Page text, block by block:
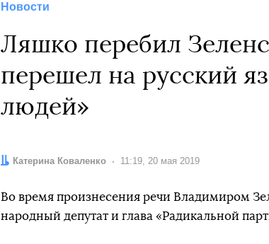
Новости
Ляшко перебил
перешел на русский
людей»
Автор:
Катерина Коваленко Дата:
11:19, 20 мая 2019
Во время произнесения речи Владимиром
народный депутат и глава «Радикальной